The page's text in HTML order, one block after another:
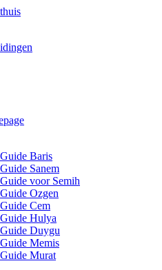
Baris
Sanem
voor Semih
Ozgen
Cem
Hulya
Duygu
Memis
Murat